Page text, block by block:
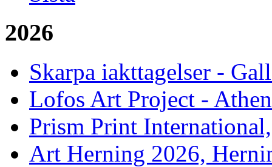
2026
Skarpa iakttagelser -
Lofos Art Project -
Prism Print
Art Herning 2026,